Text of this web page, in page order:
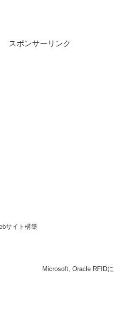
スポンサーリンク
サイト構築
Microsoft, Oracle RFID